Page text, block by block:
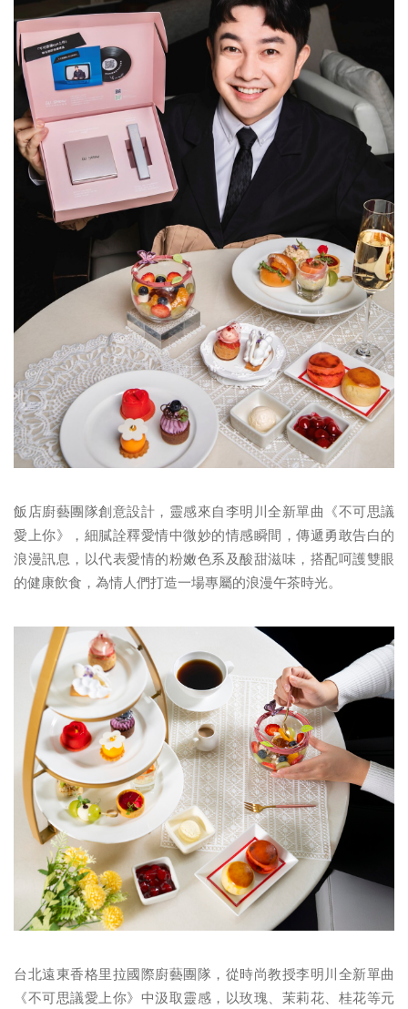
飯店廚藝團隊創意設計，靈感來自李明川全新單曲《不可思議
愛上你》，細膩詮釋愛情中微妙的情感瞬間，傳遞勇敢告白的
浪漫訊息，以代表愛情的粉嫩色系及酸甜滋味，搭配呵護雙眼
的健康飲食，為情人們打造一場專屬的浪漫午茶時光。
台北遠東香格里拉國際廚藝團隊，從時尚教授李明川全新單曲
《不可思議愛上你》中汲取靈感，以玫瑰、茉莉花、桂花等元